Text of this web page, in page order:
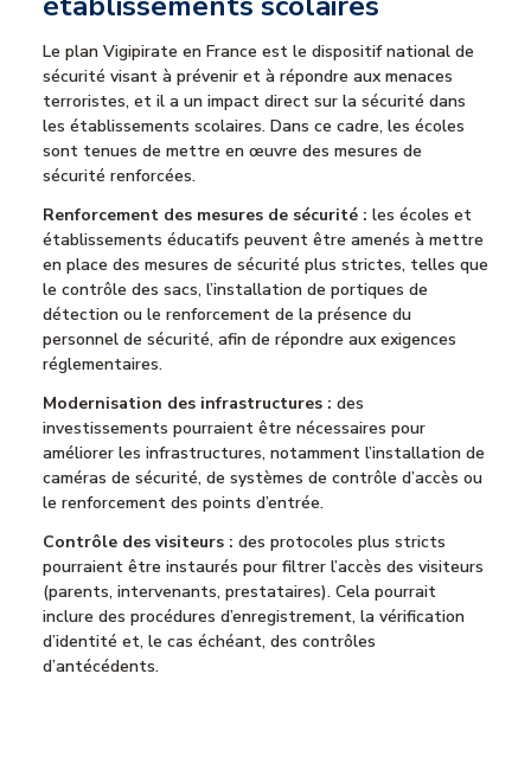
Le plan Vigipirate en France est le dispositif national de
sécurité visant à prévenir et à répondre aux menaces
terroristes, et il a un impact direct sur la sécurité dans
les établissements scolaires. Dans ce cadre, les écoles
sont tenues de mettre en œuvre des mesures de
sécurité renforcées.
Renforcement des mesures de sécurité : les écoles et
établissements éducatifs peuvent être amenés à mettre
en place des mesures de sécurité plus strictes, telles que
le contrôle des sacs, l’installation de portiques de
détection ou le renforcement de la présence du
personnel de sécurité, afin de répondre aux exigences
réglementaires.
Modernisation des infrastructures : des
investissements pourraient être nécessaires pour
améliorer les infrastructures, notamment l’installation de
caméras de sécurité, de systèmes de contrôle d’accès ou
le renforcement des points d’entrée.
Contrôle des visiteurs : des protocoles plus stricts
pourraient être instaurés pour filtrer l’accès des visiteurs
(parents, intervenants, prestataires). Cela pourrait
inclure des procédures d’enregistrement, la vérification
d’identité et, le cas échéant, des contrôles
d’antécédents.